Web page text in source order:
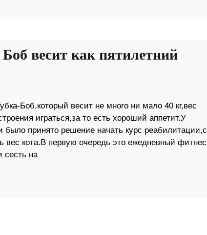
весит как пятилетний
Боб,который весит не много ни мало 40 кг,вес
играться,за то есть хороший аппетит.У
было принято решение начать курс реабилитации,с
вес кота.В первую очередь это ежедневный фитнес
сесть на